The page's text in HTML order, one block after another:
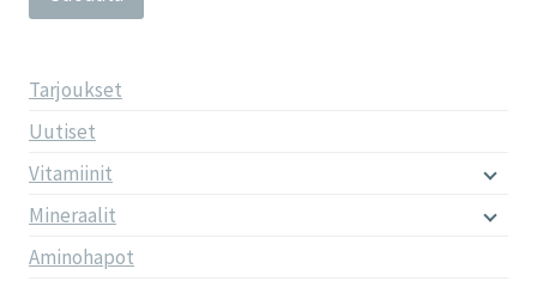
Tarjoukset
Uutiset
Vitamiinit
Mineraalit
Aminohapot